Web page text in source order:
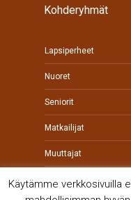
Kohderyhmät
Lapsiperheet
Nuoret
Seniorit
Matkailijat
Muuttajat
Käytämme verkkosivuilla